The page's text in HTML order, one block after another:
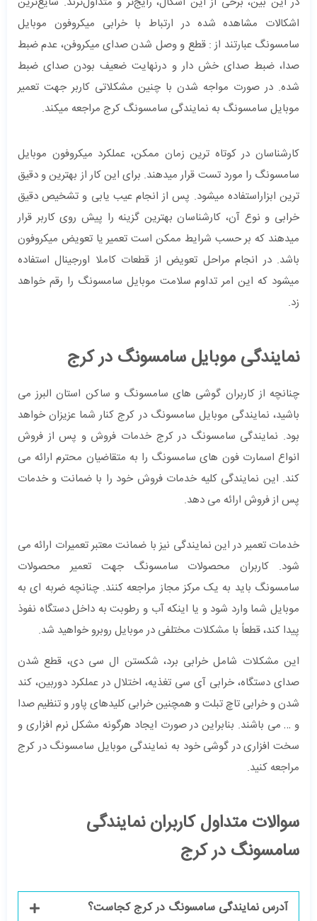
اشکالات مشاهده شده در ارتباط با خرابی میکروفون موبایل
سامسونگ عبارتند از : قطع و وصل شدن صدای میکروفن، عدم ضبط
صدا، ضبط صدای خش دار و درنهایت ضعیف بودن صدای ضبط
شده. در صورت مواجه شدن با چنین مشکلاتی کاربر جهت تعمیر
موبایل سامسونگ به نمایندگی سامسونگ کرج مراجعه میکند.
کارشناسان در کوتاه ترین زمان ممکن، عملکرد میکروفون موبایل
سامسونگ را مورد تست قرار میدهند. برای این کار از بهترین و دقیق
ترین ابزاراستفاده میشود. پس از انجام عیب یابی و تشخیص دقیق
خرابی و نوع آن، کارشناسان بهترین گزینه را پیش روی کاربر قرار
میدهند که بر حسب شرایط ممکن است تعمیر یا تعویض میکروفون
باشد. در انجام مراحل تعویض از قطعات کاملا اورجینال استفاده
میشود که این امر تداوم سلامت موبایل سامسونگ را رقم خواهد
زد.
نمایندگی موبایل سامسونگ در کرج
چنانچه از کاربران گوشی های سامسونگ و ساکن استان البرز می
باشید، نمایندگی موبایل سامسونگ در کرج کنار شما عزیزان خواهد
بود. نمایندگی سامسونگ در کرج خدمات فروش و پس از فروش
انواع اسمارت فون های سامسونگ را به متقاضیان محترم ارائه می
کند. این نمایندگی کلیه خدمات فروش خود را با ضمانت و خدمات
پس از فروش ارائه می دهد.
خدمات تعمیر در این نمایندگی نیز با ضمانت معتبر تعمیرات ارائه می
شود. کاربران محصولات سامسونگ جهت تعمیر محصولات
سامسونگ باید به یک مرکز مجاز مراجعه کنند. چنانچه ضربه ای به
موبایل شما وارد شود و یا اینکه آب و رطوبت به داخل دستگاه نفوذ
پیدا کند، قطعاً با مشکلات مختلفی در موبایل روبرو خواهید شد.
این مشکلات شامل خرابی برد، شکستن ال سی دی، قطع شدن
صدای دستگاه، خرابی آی سی تغذیه، اختلال در عملکرد دوربین، کند
شدن و خرابی تاچ تبلت و همچنین خرابی کلیدهای پاور و تنظیم صدا
و … می باشند. بنابراین در صورت ایجاد هرگونه مشکل نرم افزاری و
سخت افزاری در گوشی خود به نمایندگی موبایل سامسونگ در کرج
مراجعه کنید.
سوالات متداول کاربران نمایندگی
سامسونگ در کرج
آدرس نمایندگی سامسونگ در کرج کجاست؟